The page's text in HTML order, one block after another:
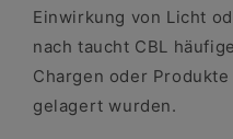
Einwirkung von Licht
nach taucht CBL
Chargen oder
gelagert wurden.